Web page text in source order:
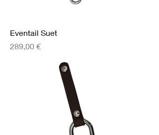
Eventail Suet
Prix
289,00 €